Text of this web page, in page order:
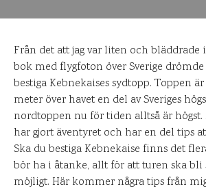
Från det att jag var liten och bläddrade
bok med flygfoton över Sverige
bestiga Kebnekaises sydtopp. Toppen är
meter över havet en del av Sveriges
nordtoppen nu för tiden alltså är högst.
har gjort äventyret och har en del tips
Ska du bestiga Kebnekaise finns det
bör ha i åtanke, allt för att turen ska bli
möjligt. Här kommer några tips från